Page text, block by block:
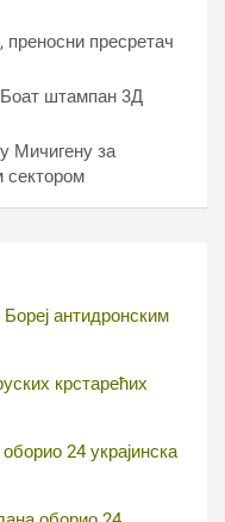
пресретач
штампан 3Д
Мичигену за
сектором
антидронским
крстарећих
24 украјинска